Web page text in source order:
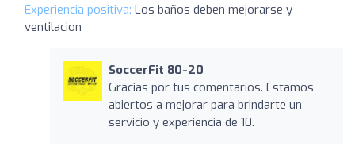
Experiencia positiva: Los baños deben mejorarse y
ventilacion
SoccerFit 80-20
Gracias por tus comentarios. Estamos
abiertos a mejorar para brindarte un
servicio y experiencia de 10.